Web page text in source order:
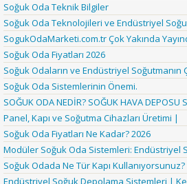
Soğuk Oda Teknik Bilgiler
Soğuk Oda Teknolojileri ve Endüstriyel
SogukOdaMarketi.com.tr Çok Yakında
Soğuk Oda Fiyatları 2026
Soğuk Odaların ve Endüstriyel Soğutmanın
Soğuk Oda Sistemlerinin Önemi.
SOĞUK ODA NEDİR? SOĞUK HAVA DEPOSU
Panel, Kapı ve Soğutma Cihazları Üretimi |
Soğuk Oda Fiyatları Ne Kadar? 2026
Modüler Soğuk Oda Sistemleri: Endüstriyel
Soğuk Odada Ne Tür Kapı Kullanıyorsunuz?